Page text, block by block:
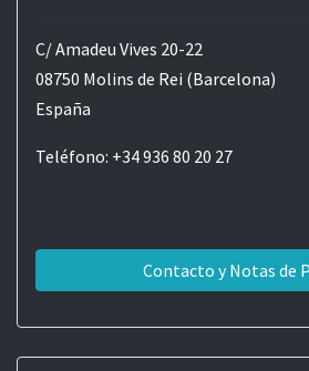
C/ Amadeu Vives 20-22
08750 Molins de Rei (Barcelona)
España
Teléfono: +34 936 80 20 27
Contacto y Notas de